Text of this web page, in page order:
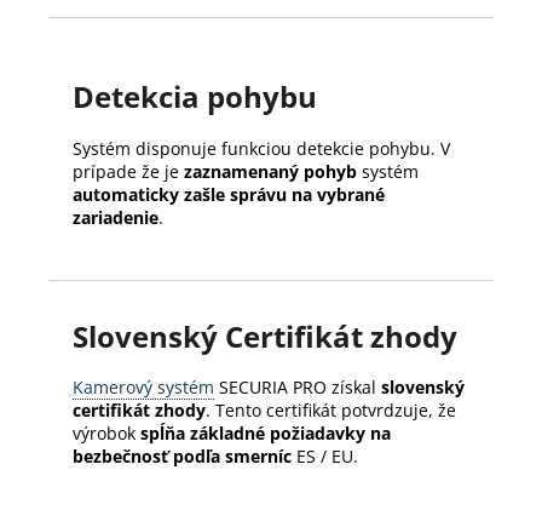
Detekcia pohybu
Systém disponuje funkciou detekcie pohybu. V
prípade že je zaznamenaný pohyb systém
automaticky zašle správu na vybrané
zariadenie.
Slovenský Certifikát zhody
Kamerový systém SECURIA PRO získal slovenský
certifikát zhody. Tento certifikát potvrdzuje, že
výrobok spĺňa základné požiadavky na
bezbečnosť podľa smerníc ES / EU.